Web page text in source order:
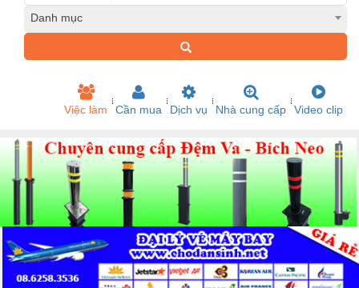
Danh mục
Việc làm Cần mua Dịch vụ Nhà cung cấp Video clip